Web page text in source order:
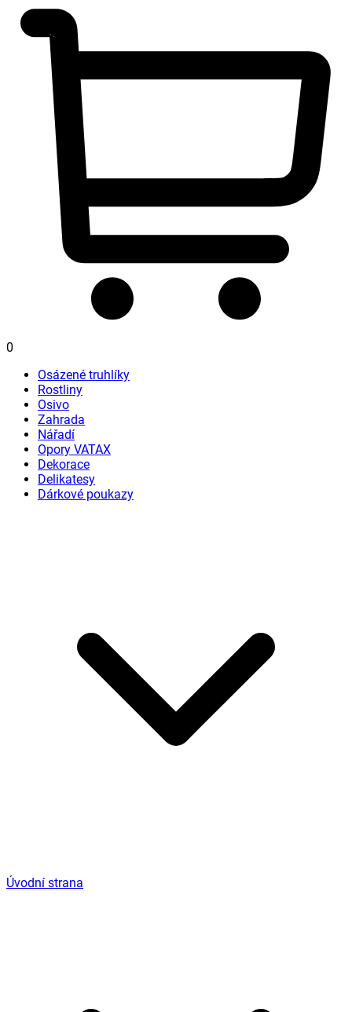
0
Osázené truhlíky
Rostliny
Osivo
Zahrada
Nářadí
Opory VATAX
Dekorace
Delikatesy
Dárkové poukazy
Úvodní strana